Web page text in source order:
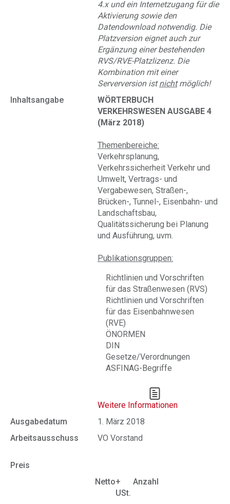
4.x und ein Internetzugang für die
Aktivierung sowie den
Datendownload notwendig. Die
Platzversion eignet auch zur
Ergänzung einer bestehenden
RVS/RVE-Platzlizenz. Die
Kombination mit einer
Serverversion istnichtmöglich!
Inhaltsangabe
WÖRTERBUCH
VERKEHRSWESEN AUSGABE 4
(März 2018)
Themenbereiche:
Verkehrsplanung,
Verkehrssicherheit Verkehr und
Umwelt, Vertrags- und
Vergabewesen, Straßen-,
Brücken-, Tunnel-, Eisenbahn- und
Landschaftsbau,
Qualitätssicherung bei Planung
und Ausführung, uvm.
Publikationsgruppen:
Richtlinien und Vorschriften
für das Straßenwesen (RVS)
Richtlinien und Vorschriften
für das Eisenbahnwesen
(RVE)
ÖNORMEN
DIN
Gesetze/Verordnungen
ASFINAG-Begriffe
Weitere Informationen
Ausgabedatum
1. März 2018
Arbeitsausschuss
VO Vorstand
Preis
Netto+
USt.
Anzahl